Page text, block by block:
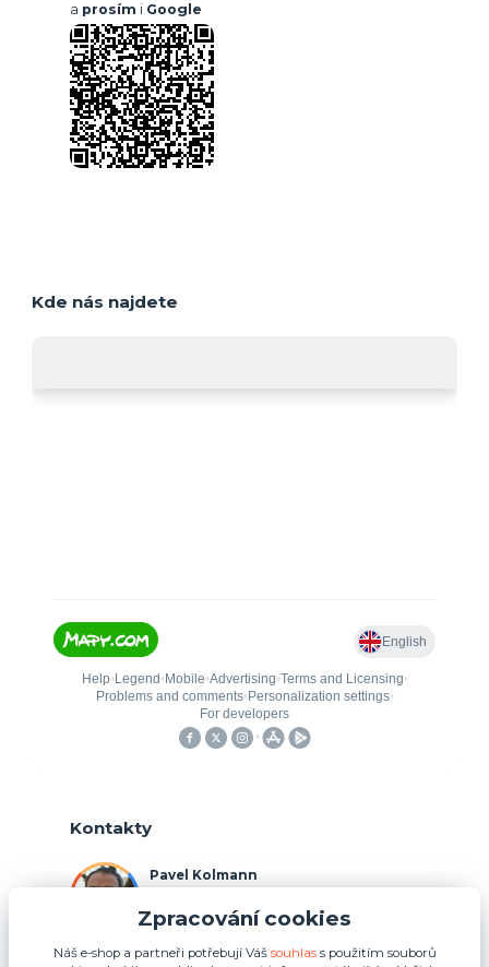
a prosím i Google
Kde nás najdete
Kontakty
Pavel Kolmann
(Po-Ne, 8:00-17:00 hod.)
Zpracování cookies
Náš e-shop a partneři potřebují Váš souhlass použitím souborů